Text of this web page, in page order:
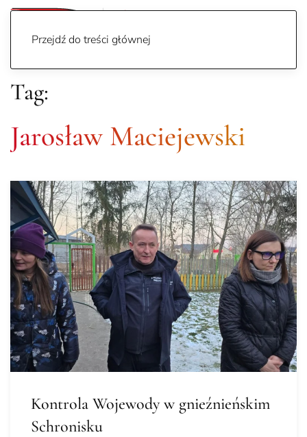
Przejdź do treści głównej
Tag:
Jarosław Maciejewski
Kontrola Wojewody w gnieźnieńskim
Schronisku